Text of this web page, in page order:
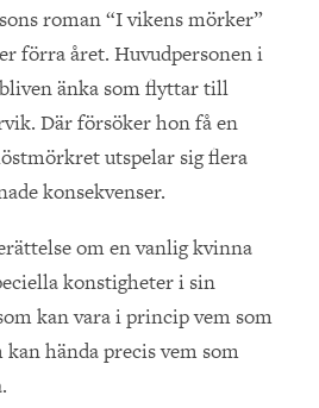
roman “I vikens mörker”
förra året. Huvudpersonen i
änka som flyttar till
Där försöker hon få en
utspelar sig flera
konsekvenser.
om en vanlig kvinna
konstigheter i sin
kan vara i princip vem som
hända precis vem som